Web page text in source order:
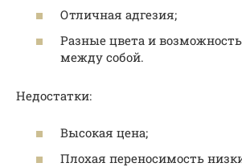
Отличная адгезия;
Разные цвета и
между собой.
Недостатки:
Высокая цена;
Плохая переносимость